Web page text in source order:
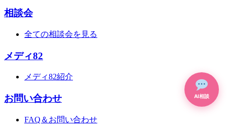
相談会
全ての相談会を見る
メディ82
メディ82紹介
お問い合わせ
FAQ＆お問い合わせ
AI相談